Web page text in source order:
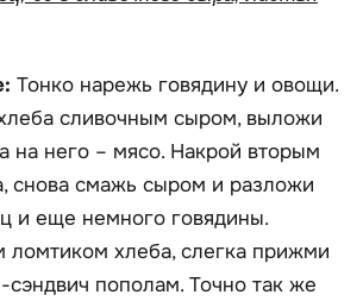
Тонко нарежь говядину и овощи.
сливочным сыром, выложи
на него – мясо. Накрой вторым
снова смажь сыром и разложи
и еще немного говядины.
ломтиком хлеба, слегка прижми
сэндвич пополам. Точно так же